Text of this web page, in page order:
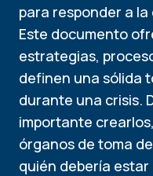
para responder a
Este documento
estrategias,
definen una sólida
durante una crisis.
importante
órganos de toma
quién debería estar